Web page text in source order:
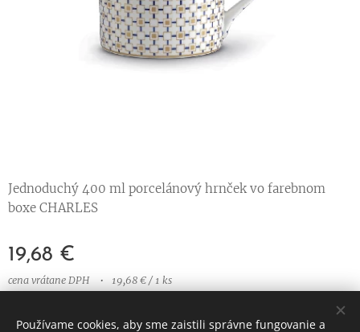
Jednoduchý 400 ml porcelánový hrnček vo farebnom
boxe CHARLES
19,68 €
cena vrátane DPH 19,68 € / 1 ks
Používame cookies, aby sme zaistili správne fungovanie a